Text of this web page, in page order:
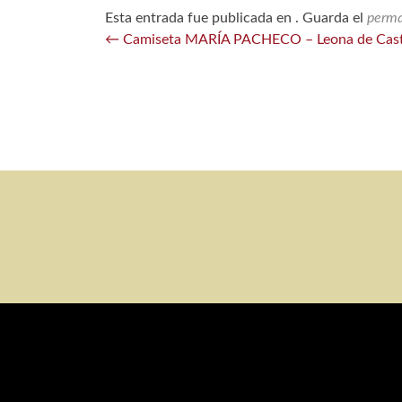
Esta entrada fue publicada en . Guarda el
Navegación
← Camiseta MARÍA PACHECO – Leona de